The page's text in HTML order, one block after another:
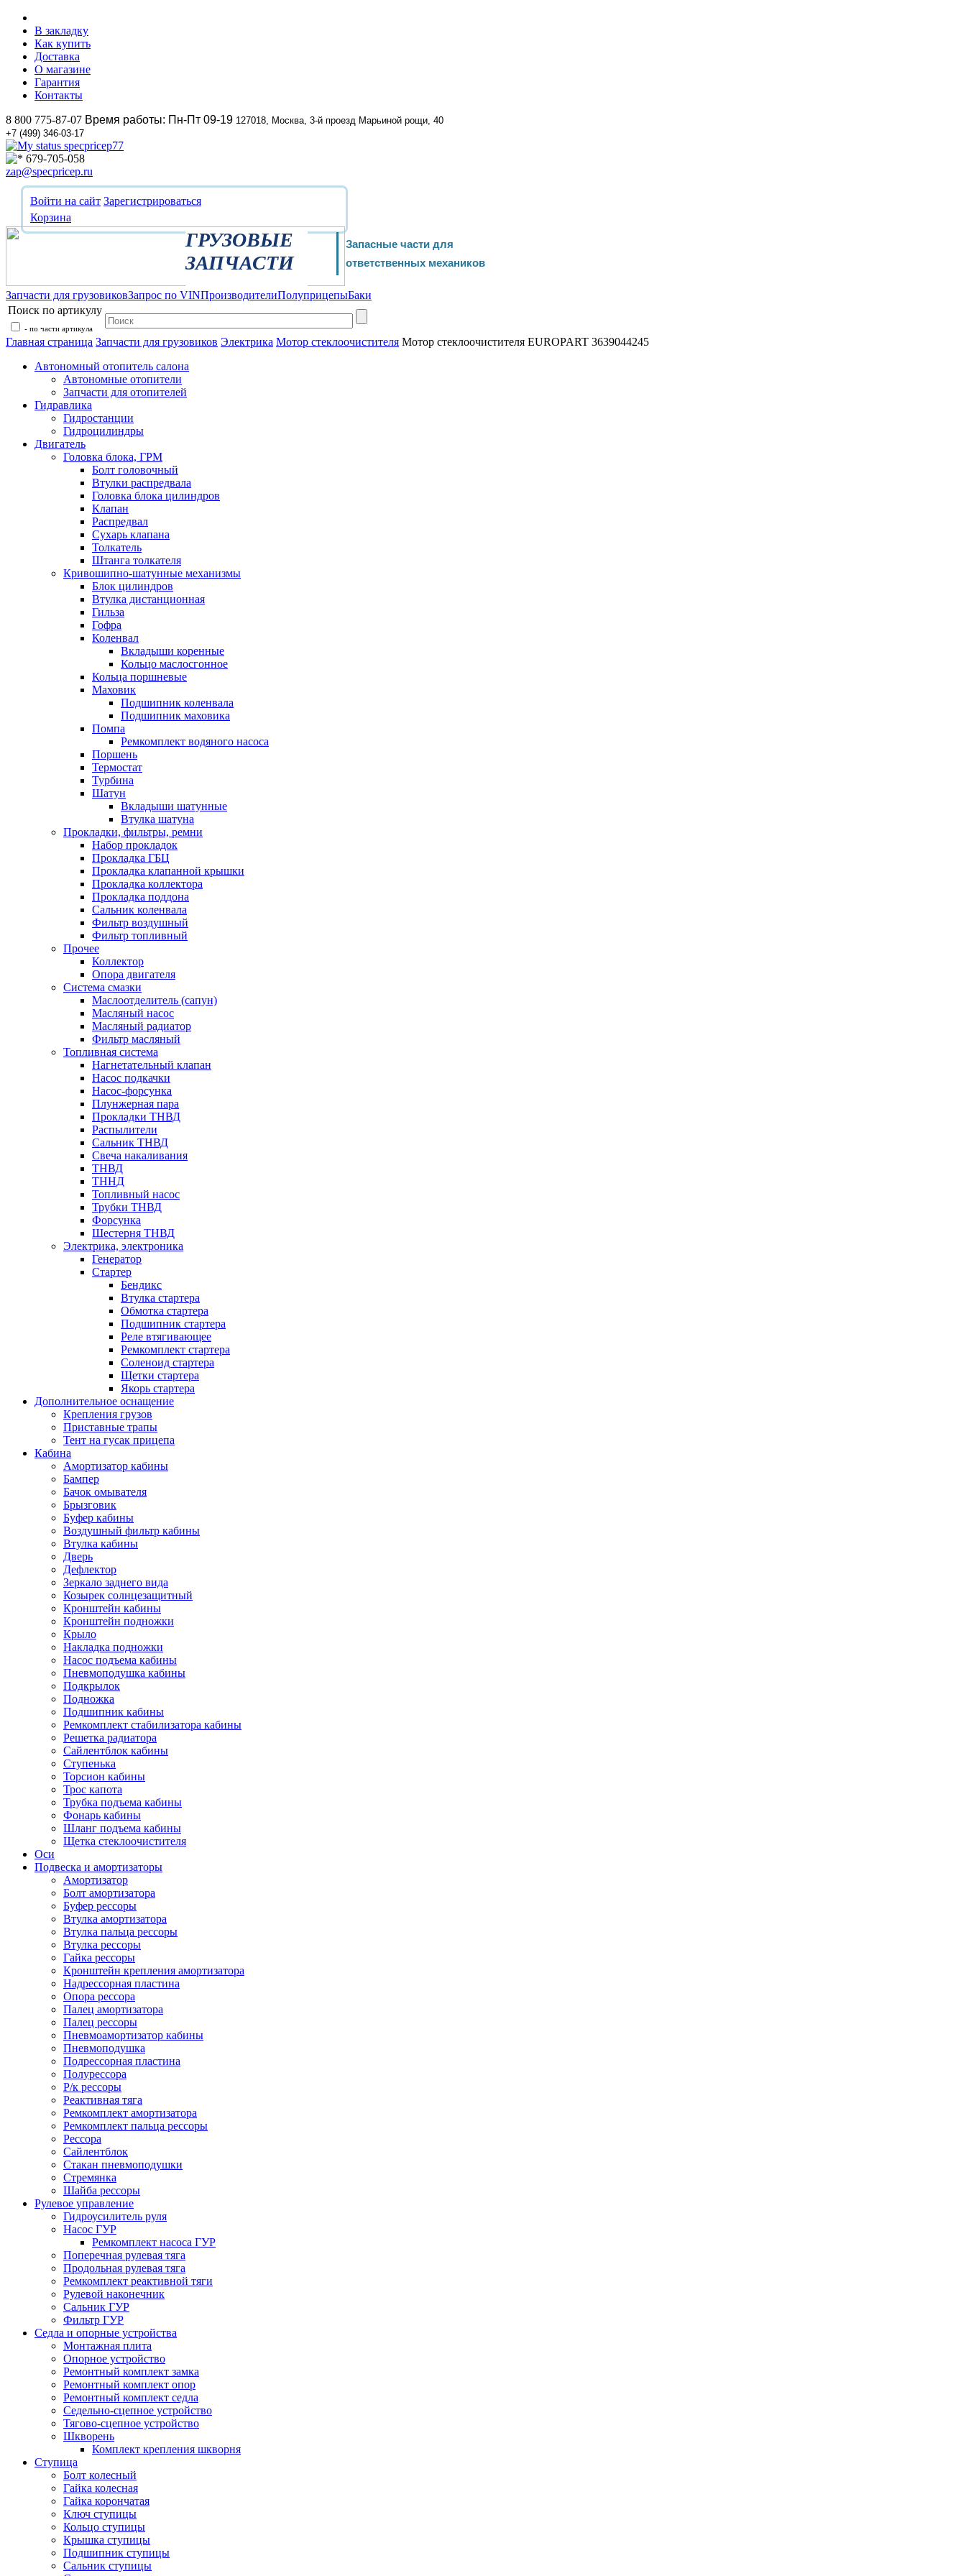
В закладку
Как купить
Доставка
О магазине
Гарантия
Контакты
8 800 775-87-07 Время работы: Пн-Пт 09-19 127018, Москва, 3-й проезд Марьиной рощи, 40
+7 (499) 346-03-17
specpricep77
679-705-058
zap@specpricep.ru
Войти на сайт Зарегистрироваться
Корзина
ГРУЗОВЫЕ
ЗАПЧАСТИ
Запасные части для
ответственных механиков
Запчасти для грузовиковЗапрос по VINПроизводителиПолуприцепыБаки
Поиск по артикулу
- по части артикула
Главная страница Запчасти для грузовиков Электрика Мотор стеклоочистителя Мотор стеклоочистителя EUROPART 3639044245
Автономный отопитель салона
Автономные отопители
Запчасти для отопителей
Гидравлика
Гидростанции
Гидроцилиндры
Двигатель
Головка блока, ГРМ
Болт головочный
Втулки распредвала
Головка блока цилиндров
Клапан
Распредвал
Сухарь клапана
Толкатель
Штанга толкателя
Кривошипно-шатунные механизмы
Блок цилиндров
Втулка дистанционная
Гильза
Гофра
Коленвал
Вкладыши коренные
Кольцо маслосгонное
Кольца поршневые
Маховик
Подшипник коленвала
Подшипник маховика
Помпа
Ремкомплект водяного насоса
Поршень
Термостат
Турбина
Шатун
Вкладыши шатунные
Втулка шатуна
Прокладки, фильтры, ремни
Набор прокладок
Прокладка ГБЦ
Прокладка клапанной крышки
Прокладка коллектора
Прокладка поддона
Сальник коленвала
Фильтр воздушный
Фильтр топливный
Прочее
Коллектор
Опора двигателя
Система смазки
Маслоотделитель (сапун)
Масляный насос
Масляный радиатор
Фильтр масляный
Топливная система
Нагнетательный клапан
Насос подкачки
Насос-форсунка
Плунжерная пара
Прокладки ТНВД
Распылители
Сальник ТНВД
Свеча накаливания
ТНВД
ТННД
Топливный насос
Трубки ТНВД
Форсунка
Шестерня ТНВД
Электрика, электроника
Генератор
Стартер
Бендикс
Втулка стартера
Обмотка стартера
Подшипник стартера
Реле втягивающее
Ремкомплект стартера
Соленоид стартера
Щетки стартера
Якорь стартера
Дополнительное оснащение
Крепления грузов
Приставные трапы
Тент на гусак прицепа
Кабина
Амортизатор кабины
Бампер
Бачок омывателя
Брызговик
Буфер кабины
Воздушный фильтр кабины
Втулка кабины
Дверь
Дефлектор
Зеркало заднего вида
Козырек солнцезащитный
Кронштейн кабины
Кронштейн подножки
Крыло
Накладка подножки
Насос подъема кабины
Пневмоподушка кабины
Подкрылок
Подножка
Подшипник кабины
Ремкомплект стабилизатора кабины
Решетка радиатора
Сайлентблок кабины
Ступенька
Торсион кабины
Трос капота
Трубка подъема кабины
Фонарь кабины
Шланг подъема кабины
Щетка стеклоочистителя
Оси
Подвеска и амортизаторы
Амортизатор
Болт амортизатора
Буфер рессоры
Втулка амортизатора
Втулка пальца рессоры
Втулка рессоры
Гайка рессоры
Кронштейн крепления амортизатора
Надрессорная пластина
Опора рессора
Палец амортизатора
Палец рессоры
Пневмоамортизатор кабины
Пневмоподушка
Подрессорная пластина
Полурессора
Р/к рессоры
Реактивная тяга
Ремкомплект амортизатора
Ремкомплект пальца рессоры
Рессора
Сайлентблок
Стакан пневмоподушки
Стремянка
Шайба рессоры
Рулевое управление
Гидроусилитель руля
Насос ГУР
Ремкомплект насоса ГУР
Поперечная рулевая тяга
Продольная рулевая тяга
Ремкомплект реактивной тяги
Рулевой наконечник
Сальник ГУР
Фильтр ГУР
Седла и опорные устройства
Монтажная плита
Опорное устройство
Ремонтный комплект замка
Ремонтный комплект опор
Ремонтный комплект седла
Седельно-сцепное устройство
Тягово-сцепное устройство
Шкворень
Комплект крепления шкворня
Ступица
Болт колесный
Гайка колесная
Гайка корончатая
Ключ ступицы
Кольцо ступицы
Крышка ступицы
Подшипник ступицы
Сальник ступицы